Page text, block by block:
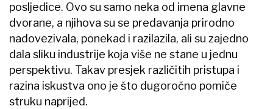
posljedice. Ovo su samo neka od imena glavne
dvorane, a njihova su se predavanja prirodno
nadovezivala, ponekad i razilazila, ali su zajedno
dala sliku industrije koja više ne stane u jednu
perspektivu. Takav presjek različitih pristupa i
razina iskustva ono je što dugoročno pomiče
struku naprijed.